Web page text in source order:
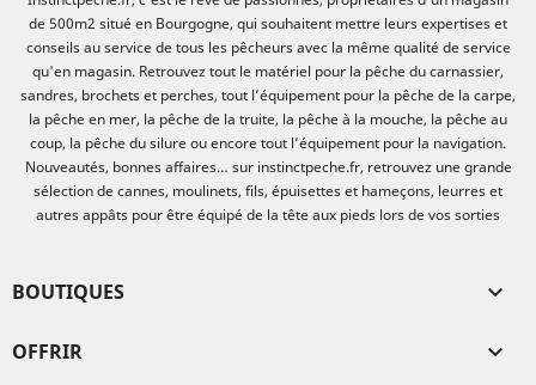
de 500m2 situé en Bourgogne, qui souhaitent mettre leurs expertises et
conseils au service de tous les pêcheurs avec la même qualité de service
qu'en magasin. Retrouvez tout le matériel pour la pêche du carnassier,
sandres, brochets et perches, tout l’équipement pour la pêche de la carpe,
la pêche en mer, la pêche de la truite, la pêche à la mouche, la pêche au
coup, la pêche du silure ou encore tout l’équipement pour la navigation.
Nouveautés, bonnes affaires… sur instinctpeche.fr, retrouvez une grande
sélection de cannes, moulinets, fils, épuisettes et hameçons, leurres et
autres appâts pour être équipé de la tête aux pieds lors de vos sorties
BOUTIQUES 
OFFRIR 